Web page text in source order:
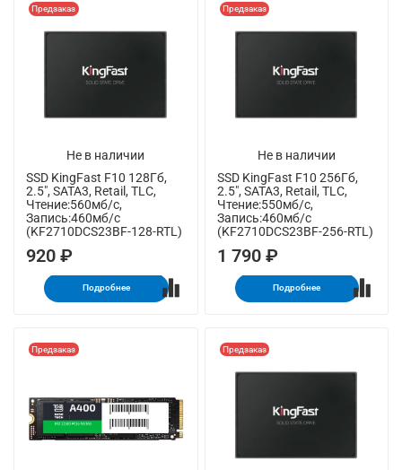
Не в наличии
Предзаказ
SSD KingFast F10 128Гб,
2.5", SATA3, Retail, TLC,
Чтение:560мб/с,
Запись:460мб/с
(KF2710DCS23BF-128-RTL)
920 ₽
Подробнее
Не в наличии
Предзаказ
SSD KingFast F10 256Гб,
2.5", SATA3, Retail, TLC,
Чтение:550мб/с,
Запись:460мб/с
(KF2710DCS23BF-256-RTL)
1 790 ₽
Подробнее
Предзаказ Предзаказ